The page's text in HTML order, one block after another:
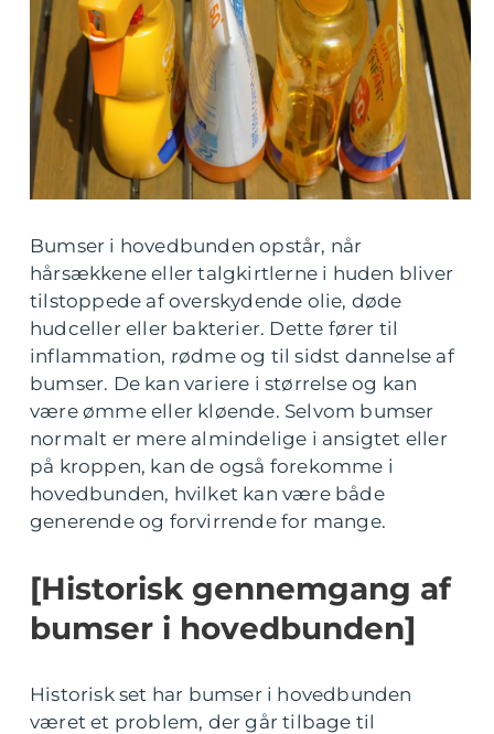
Bumser i hovedbunden opstår, når
hårsækkene eller talgkirtlerne i huden bliver
tilstoppede af overskydende olie, døde
hudceller eller bakterier. Dette fører til
inflammation, rødme og til sidst dannelse af
bumser. De kan variere i størrelse og kan
være ømme eller kløende. Selvom bumser
normalt er mere almindelige i ansigtet eller
på kroppen, kan de også forekomme i
hovedbunden, hvilket kan være både
generende og forvirrende for mange.
[Historisk gennemgang af
bumser i hovedbunden]
Historisk set har bumser i hovedbunden
været et problem, der går tilbage til